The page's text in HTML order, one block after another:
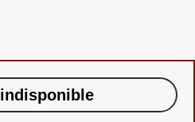
indisponible